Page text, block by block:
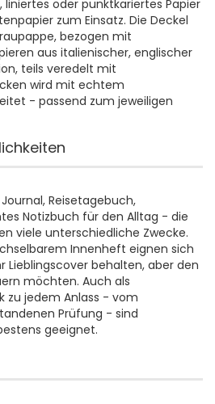
oder punktkariertes Papier
zum Einsatz. Die Deckel
bezogen mit
aus italienischer, englischer
teils veredelt mit
wird mit echtem
- passend zum jeweiligen
Reisetagebuch,
Notizbuch für den Alltag - die
viele unterschiedliche Zwecke.
Innenheft eignen sich
Lieblingscover behalten, aber den
möchten. Auch als
zu jedem Anlass - vom
Prüfung - sind
geeignet.